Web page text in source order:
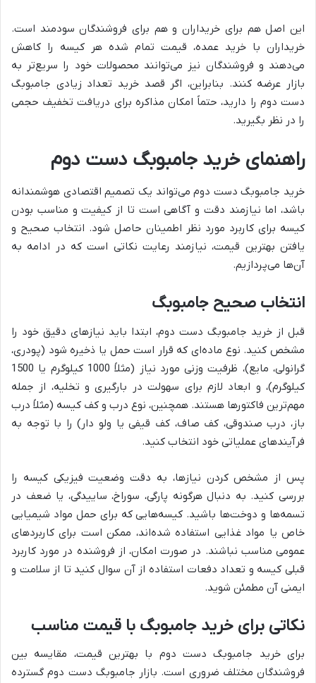
این اصل هم برای خریداران و هم برای فروشندگان سودمند است.
خریداران با خرید عمده، قیمت تمام شده هر کیسه را کاهش
می‌دهند و فروشندگان نیز می‌توانند محصولات خود را سریع‌تر به
بازار عرضه کنند. بنابراین، اگر قصد خرید تعداد زیادی جامبوبگ
دست دوم را دارید، حتماً امکان مذاکره برای دریافت تخفیف حجمی
را در نظر بگیرید.
راهنمای خرید جامبوبگ دست دوم
خرید جامبوبگ دست دوم می‌تواند یک تصمیم اقتصادی هوشمندانه
باشد، اما نیازمند دقت و آگاهی است تا از کیفیت و مناسب بودن
کیسه برای کاربرد مورد نظر اطمینان حاصل شود. انتخاب صحیح و
یافتن بهترین قیمت، نیازمند رعایت نکاتی است که در ادامه به
آن‌ها می‌پردازیم.
انتخاب صحیح جامبوبگ
قبل از خرید جامبوبگ دست دوم، ابتدا باید نیازهای دقیق خود را
مشخص کنید. نوع ماده‌ای که قرار است حمل یا ذخیره شود (پودری،
گرانولی، مایع)، ظرفیت وزنی مورد نیاز (مثلاً 1000 کیلوگرم یا 1500
کیلوگرم)، و ابعاد لازم برای سهولت در بارگیری و تخلیه، از جمله
مهم‌ترین فاکتورها هستند. همچنین، نوع درب و کف کیسه (مثلاً درب
باز، درب صندوقی، کف صاف، کف قیفی یا ولو دار) را با توجه به
فرآیندهای عملیاتی خود انتخاب کنید.
پس از مشخص کردن نیازها، به دقت وضعیت فیزیکی کیسه را
بررسی کنید. به دنبال هرگونه پارگی، سوراخ، ساییدگی، یا ضعف در
تسمه‌ها و دوخت‌ها باشید. کیسه‌هایی که برای حمل مواد شیمیایی
خاص یا مواد غذایی استفاده شده‌اند، ممکن است برای کاربردهای
عمومی مناسب نباشند. در صورت امکان، از فروشنده در مورد کاربرد
قبلی کیسه و تعداد دفعات استفاده از آن سوال کنید تا از سلامت و
ایمنی آن مطمئن شوید.
نکاتی برای خرید جامبوبگ با قیمت مناسب
برای خرید جامبوبگ دست دوم با بهترین قیمت، مقایسه بین
فروشندگان مختلف ضروری است. بازار جامبوبگ دست دوم گسترده